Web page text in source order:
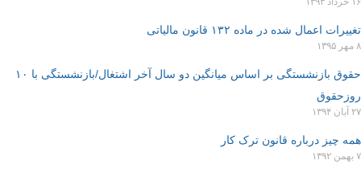
تغییرات اعمال شده در ماده ۱۳۲ قانون مالیاتی
۸ مهر ۱۳۹۵
حقوق بازنشستگی بر اساس میانگین دو سال آخر اشتغال/بازنشستگی با ۱۰
روزحقوق
۲۷ آبان ۱۳۹۴
همه چیز درباره قانون ترک کار
۷ بهمن ۱۳۹۲